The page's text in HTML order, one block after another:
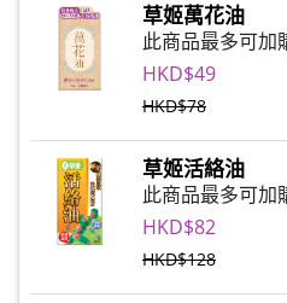
草姬萬花油
此商品最多可加
HKD$49
HKD$78
草姬活絡油
此商品最多可加
HKD$82
HKD$128